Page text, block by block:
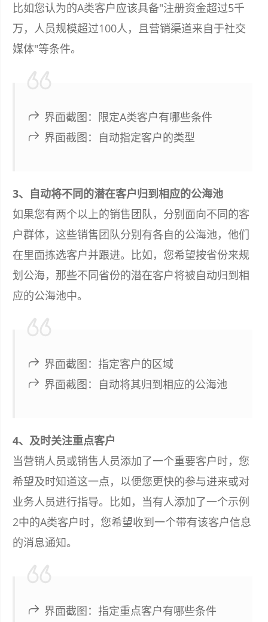
比如您认为的A类客户应该具备"注册资金超过5千
万，人员规模超过100人，且营销渠道来自于社交
媒体"等条件。
界面截图：限定A类客户有哪些条件
界面截图：自动指定客户的类型
3、自动将不同的潜在客户归到相应的公海池
如果您有两个以上的销售团队，分别面向不同的客
户群体，这些销售团队分别有各自的公海池，他们
在里面拣选客户并跟进。比如，您希望按省份来规
划公海，那些不同省份的潜在客户将被自动归到相
应的公海池中。
界面截图：指定客户的区域
界面截图：自动将其归到相应的公海池
4、及时关注重点客户
当营销人员或销售人员添加了一个重要客户时，您
希望及时知道这一点，以便您更快的参与进来或对
业务人员进行指导。比如，当有人添加了一个示例
2中的A类客户时，您希望收到一个带有该客户信息
的消息通知。
界面截图：指定重点客户有哪些条件